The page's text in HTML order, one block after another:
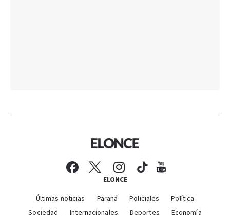
ELONCE
Últimas noticias Paraná Policiales
Política
Sociedad
Internacionales Deportes Economía